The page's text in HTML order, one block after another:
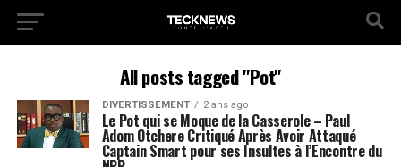
All posts tagged "Pot"
DIVERTISSEMENT 2 ans ago
Le Pot qui se Moque de la Casserole – Paul
Adom Otchere Critiqué Après Avoir Attaqué
Captain Smart pour ses Insultes à l’Encontre du